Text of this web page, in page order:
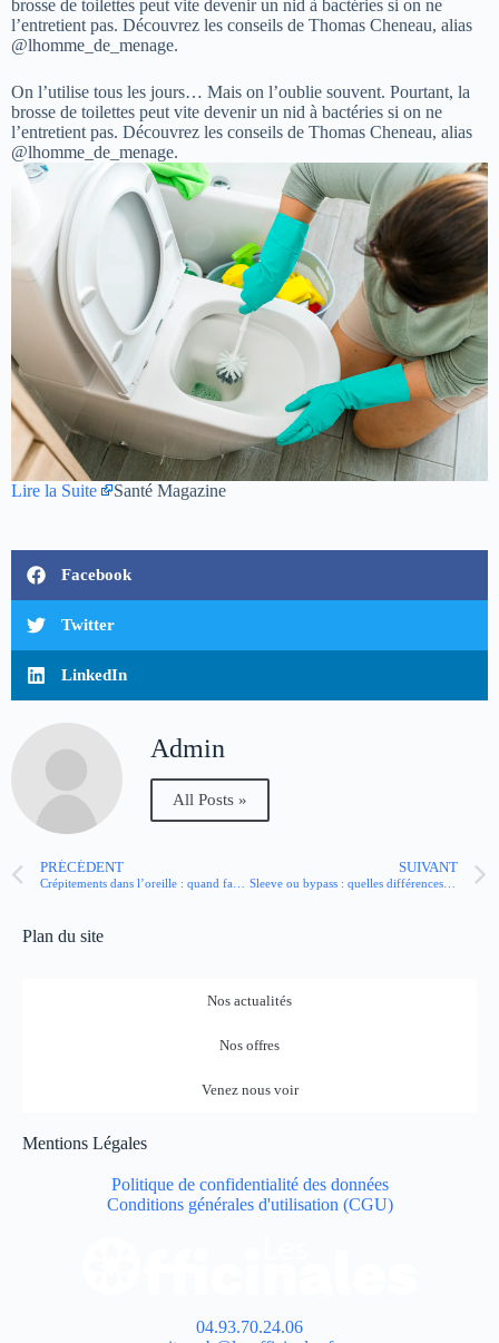
brosse de toilettes peut vite devenir un nid à bactéries si on ne
l’entretient pas. Découvrez les conseils de Thomas Cheneau, alias
@lhomme_de_menage.
On l’utilise tous les jours… Mais on l’oublie souvent. Pourtant, la
brosse de toilettes peut vite devenir un nid à bactéries si on ne
l’entretient pas. Découvrez les conseils de Thomas Cheneau, alias
@lhomme_de_menage.
Lire la Suite Santé Magazine
Facebook
Twitter
LinkedIn
Admin
All Posts »
PRÉCÉDENT SUIVANT
Sleeve ou bypass : quelles différences entre ces deux opérations ?
Plan du site
Nos actualités
Nos offres
Venez nous voir
Mentions Légales
Politique de confidentialité des données
Conditions générales d'utilisation (CGU)
04.93.70.24.06